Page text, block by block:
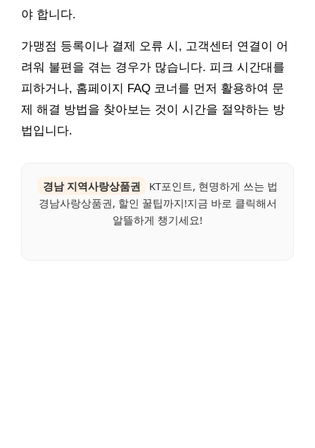
야 합니다.
가맹점 등록이나 결제 오류 시, 고객센터 연결이 어
려워 불편을 겪는 경우가 많습니다. 피크 시간대를
피하거나, 홈페이지 FAQ 코너를 먼저 활용하여 문
제 해결 방법을 찾아보는 것이 시간을 절약하는 방
법입니다.
경남 지역사랑상품권
KT포인트, 현명하게 쓰는 법
경남사랑상품권, 할인 꿀팁까지!지금 바로 클릭해서
알뜰하게 챙기세요!